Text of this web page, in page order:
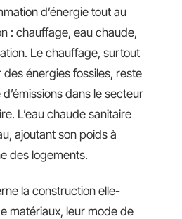
d’énergie tout au
: chauffage, eau chaude,
Le chauffage, surtout
des énergies fossiles, reste
dans le secteur
L’eau chaude sanitaire
ajoutant son poids à
des logements.
la construction elle-
matériaux, leur mode de